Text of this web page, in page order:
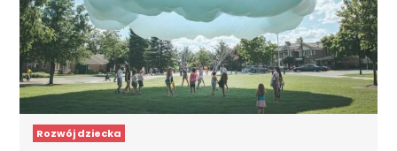
Rozwój dziecka